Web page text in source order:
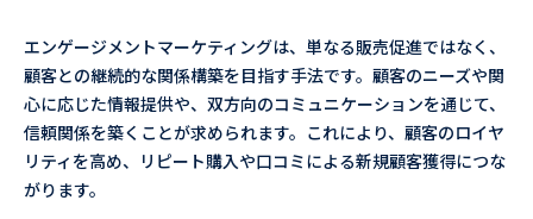
エンゲージメントマーケティングは、単なる販売促進ではなく、
顧客との継続的な関係構築を目指す手法です。顧客のニーズや関
心に応じた情報提供や、双方向のコミュニケーションを通じて、
信頼関係を築くことが求められます。これにより、顧客のロイヤ
リティを高め、リピート購入や口コミによる新規顧客獲得につな
がります。